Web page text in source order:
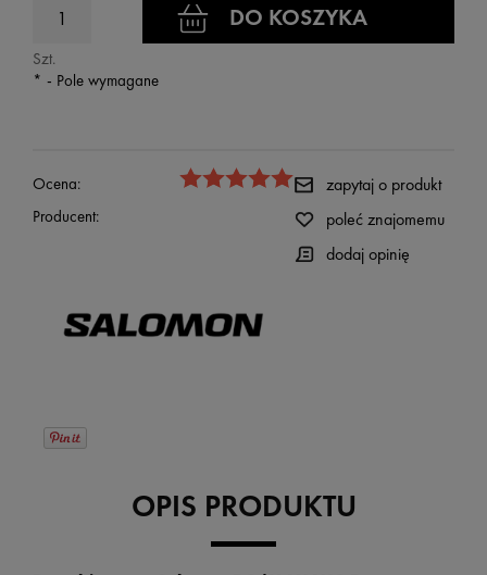
Szt.
DO KOSZYKA
* - Pole wymagane
Ocena:
Producent:
zapytaj o produkt
poleć znajomemu
dodaj opinię
OPIS PRODUKTU